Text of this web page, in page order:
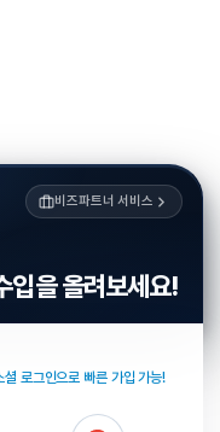
비즈파트너 서비스
입을 올려보세요!
셜 로그인으로 빠른 가입 가능!